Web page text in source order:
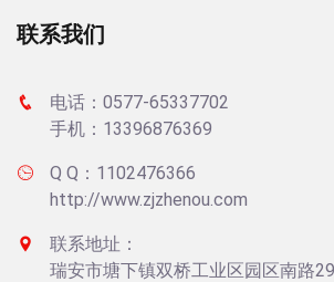
联系我们
电话：0577-65337702
手机：13396876369
Q Q：1102476366
http://www.zjzhenou.com
联系地址：
瑞安市塘下镇双桥工业区园区南路